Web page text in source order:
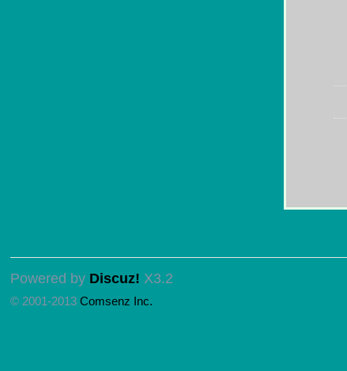
Powered by Discuz! X3.2
© 2001-2013Comsenz Inc.